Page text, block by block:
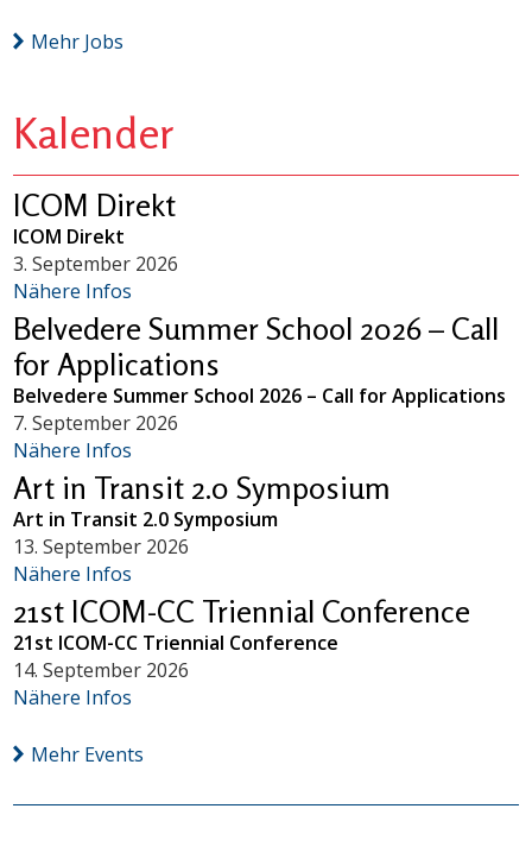
Mehr Jobs
Kalender
ICOM Direkt
ICOM Direkt
3. September 2026
Nähere Infos
Belvedere Summer School 2026 – Call
for Applications
Belvedere Summer School 2026 – Call for Applications
7. September 2026
Nähere Infos
Art in Transit 2.0 Symposium
Art in Transit 2.0 Symposium
13. September 2026
Nähere Infos
21st ICOM-CC Triennial Conference
21st ICOM-CC Triennial Conference
14. September 2026
Nähere Infos
Mehr Events